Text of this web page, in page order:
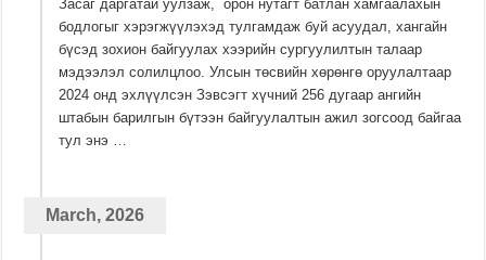
Засаг даргатай уулзаж, орон нутагт батлан хамгаалахын
бодлогыг хэрэгжүүлэхэд тулгамдаж буй асуудал, хангайн
бүсэд зохион байгуулах хээрийн сургуулилтын талаар
мэдээлэл солилцлоо. Улсын төсвийн хөрөнгө оруулалтаар
2024 онд эхлүүлсэн Зэвсэгт хүчний 256 дугаар ангийн
штабын барилгын бүтээн байгуулалтын ажил зогсоод байгаа
тул энэ …
March, 2026